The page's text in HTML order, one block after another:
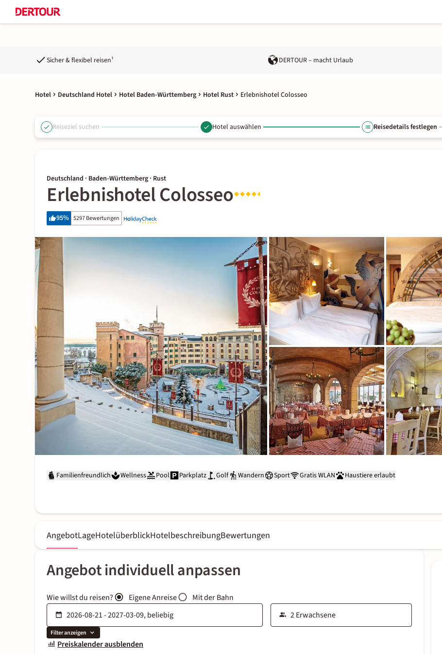
Sicher & flexibel reisen¹ DERTOUR – macht Urlaub
Hotel Deutschland Hotel Hotel Baden-Württemberg Hotel Rust Erlebnishotel Colosseo
Reiseziel suchen Hotel auswählen Reisedetails festlegen
Deutschland · Baden-Württemberg · Rust
Erlebnishotel Colosseo
95% 5297 Bewertungen
Familienfreundlich Wellness Pool Parkplatz Golf Wandern Sport Gratis WLAN Haustiere erlaubt
AngebotLageHotelüberblickHotelbeschreibungBewertungen
Angebot individuell anpassen
Wie willst du reisen? Eigene Anreise Mit der Bahn
Filter anzeigen
Preiskalender ausblenden